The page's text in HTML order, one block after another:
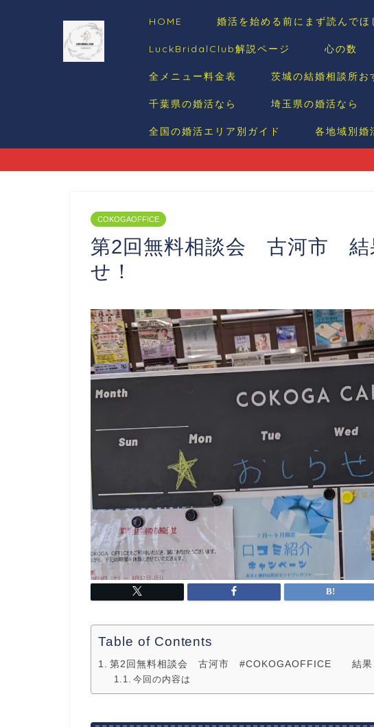
HOME 婚活を始める前にまず読んで
LuckBridalClub解説ページ 心の数
全メニュー料金表 茨城の結婚相談所お
千葉県の婚活なら 埼玉県の婚活なら
全国の婚活エリア別ガイド 各地域別婚
COKOGAOFFICE
第2回無料相談会 古河市
せ！
Table of Contents
第2回無料相談会 古河市 #COKOGAOFFICE 結果
今回の内容は